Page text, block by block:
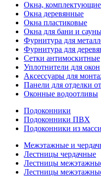
Окна,
Окна деревянные
Окна пластиковые
Окна для бани и
Фурнитура для
Фурнитура для
Сетки антимоскитные
Уплотнители для окон
Аксессуары для
Панели для отделки
Оконные водоотливы
Подоконники
Подоконники ПВХ
Подоконники из
Межэтажные и
Лестницы чердачные
Лестницы
Лестницы